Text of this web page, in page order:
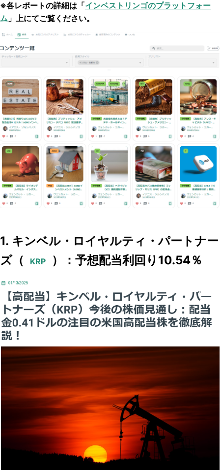
※各レポートの詳細は「インベストリンゴのプラットフォー
ム 」上にてご覧ください。
1. キンベル・ロイヤルティ・パートナー
ズ（
）：予想配当利回り10.54％